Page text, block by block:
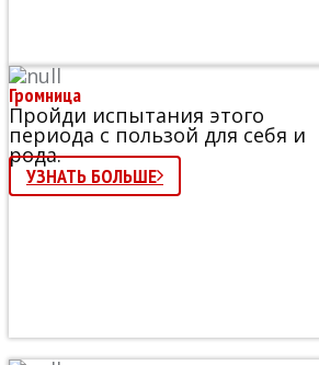
Громница
Пройди испытания этого
периода с пользой для себя и
рода.
УЗНАТЬ БОЛЬШЕ